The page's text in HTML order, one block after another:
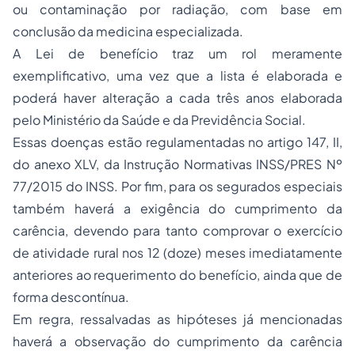
ou contaminação por radiação, com base em
conclusão da medicina especializada.
A Lei de benefício traz um rol meramente
exemplificativo, uma vez que a lista é elaborada e
poderá haver alteração a cada três anos elaborada
pelo Ministério da Saúde e da Previdência Social.
Essas doenças estão regulamentadas no artigo 147, II,
do anexo XLV, da Instrução Normativas INSS/PRES Nº
77/2015 do INSS. Por fim, para os segurados especiais
também haverá a exigência do cumprimento da
carência, devendo para tanto comprovar o exercício
de atividade rural nos 12 (doze) meses imediatamente
anteriores ao requerimento do benefício, ainda que de
forma descontínua.
Em regra, ressalvadas as hipóteses já mencionadas
haverá a observação do cumprimento da carência